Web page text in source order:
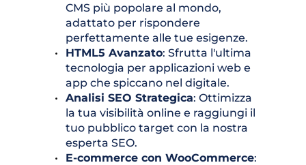
CMS più popolare al mondo,
adattato per rispondere
perfettamente alle tue esigenze.
HTML5 Avanzato: Sfrutta l'ultima
tecnologia per applicazioni web e
app che spiccano nel digitale.
Analisi SEO Strategica: Ottimizza
la tua visibilità online e raggiungi il
tuo pubblico target con la nostra
esperta SEO.
E-commerce con WooCommerce: